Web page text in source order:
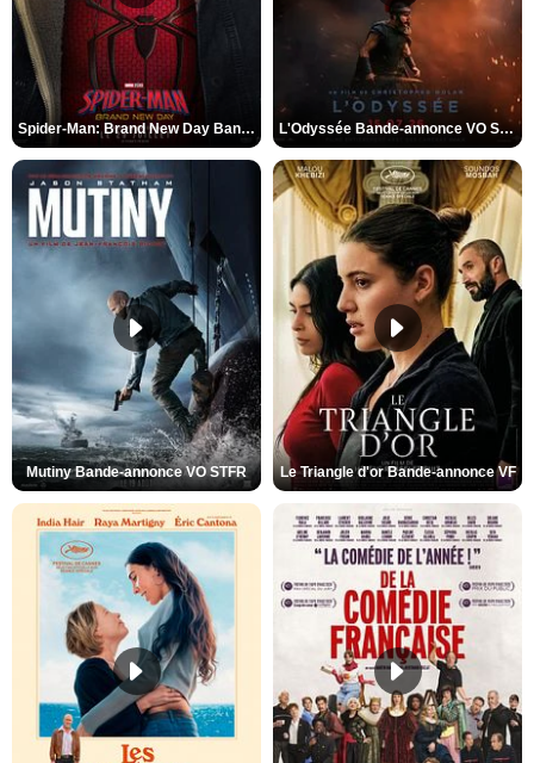
Spider-Man: Brand New Day Bande-annonce VO STFR L'Odyssée Bande-annonce VO STFR
Mutiny Bande-annonce VO STFR Le Triangle d'or Bande-annonce VF